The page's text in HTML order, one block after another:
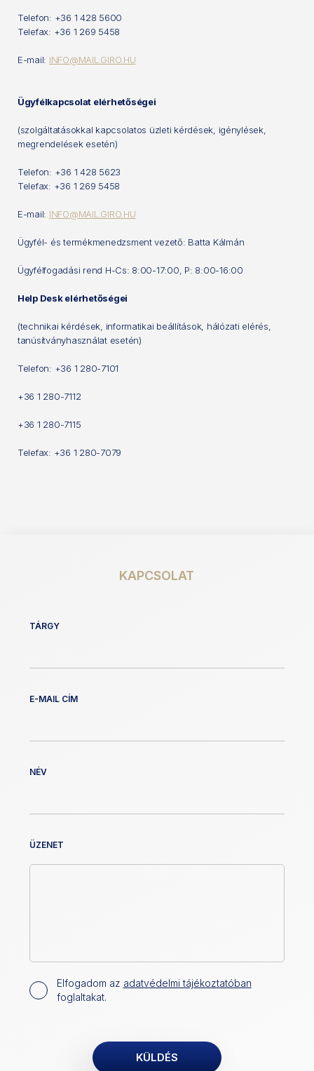
Telefon: +36 1 428 5600
Telefax: +36 1 269 5458
E-mail: INFO@MAIL.GIRO.HU
Ügyfélkapcsolat elérhetőségei
(szolgáltatásokkal kapcsolatos üzleti kérdések, igénylések,
megrendelések esetén)
Telefon: +36 1 428 5623
Telefax: +36 1 269 5458
E-mail: INFO@MAIL.GIRO.HU
Ügyfél- és termékmenedzsment vezető: Batta Kálmán
Ügyfélfogadási rend H-Cs: 8:00-17:00, P: 8:00-16:00
Help Desk elérhetőségei
(technikai kérdések, informatikai beállítások, hálózati elérés,
tanúsítványhasználat esetén)
Telefon: +36 1 280-7101
+36 1 280-7112
+36 1 280-7115
Telefax: +36 1 280-7079
KAPCSOLAT
TÁRGY
E-MAIL CÍM
NÉV
ÜZENET
Elfogadom az adatvédelmi tájékoztatóban
foglaltakat.